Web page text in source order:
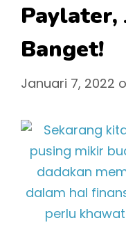
Paylater,
Banget!
Januari 7, 2022